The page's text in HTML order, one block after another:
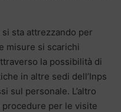
sta attrezzando per
misure si scarichi
la possibilità di
in altre sedi dell’Inps
sul personale. L’altro
per le visite